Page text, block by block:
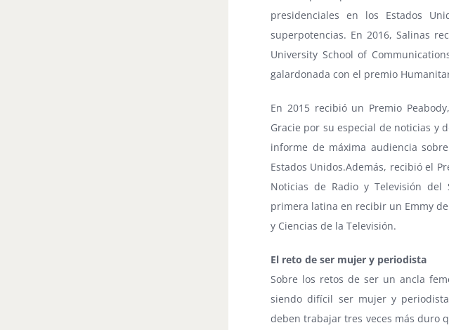
presidenciales en los Estados
superpotencias. En 2016, Salinas
University School of
galardonada con el premio
En 2015 recibió un Premio
Gracie por su especial de noticias y
informe de máxima audiencia
Estados Unidos.Además, recibió el
Noticias de Radio y Televisión
primera latina en recibir un Emmy
y Ciencias de la Televisión.
El reto de ser mujer y periodista
Sobre los retos de ser un ancla
siendo difícil ser mujer y
deben trabajar tres veces más duro